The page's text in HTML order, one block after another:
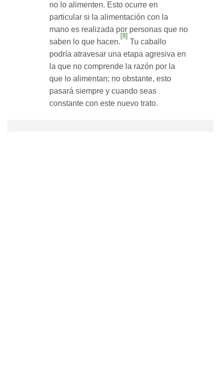
no lo alimenten. Esto ocurre en
particular si la alimentación con la
mano es realizada por personas que no
saben lo que hacen.
[8]
Tu caballo
podría atravesar una etapa agresiva en
la que no comprende la razón por la
que lo alimentan; no obstante, esto
pasará siempre y cuando seas
constante con este nuevo trato.